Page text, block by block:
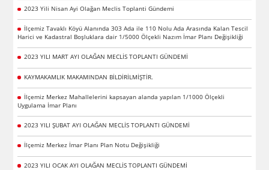
2023 Yili Nisan Ayi Olağan Meclis Toplanti Gündemi
İlçemiz Tavaklı Köyü Alanında 303 Ada ile 110 Nolu Ada Arasında Kalan Tescil
Harici ve Kadastral Boşluklara dair 1/5000 Ölçekli Nazım İmar Planı Değişikliği
2023 YILI MART AYI OLAĞAN MECLİS TOPLANTI GÜNDEMİ
KAYMAKAMLIK MAKAMINDAN BİLDİRİLMİŞTİR.
İlçemiz Merkez Mahallelerini kapsayan alanda yapılan 1/1000 Ölçekli
Uygulama İmar Planı
2023 YILI ŞUBAT AYI OLAĞAN MECLİS TOPLANTI GÜNDEMİ
İlçemiz Merkez İmar Planı Plan Notu Değişikliği
2023 YILI OCAK AYI OLAĞAN MECLİS TOPLANTI GÜNDEMİ